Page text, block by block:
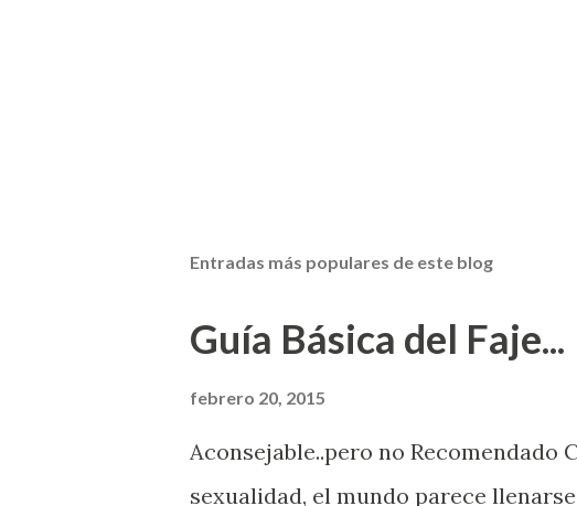
Entradas más populares de este blog
Guía Básica del Faje...
febrero 20, 2015
Aconsejable..pero no Recomendado
sexualidad, el mundo parece